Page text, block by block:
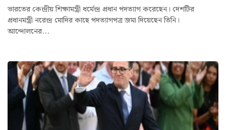
ভারতের কেন্দ্রীয় শিক্ষামন্ত্রী ধর্মেন্দ্র প্রধান পদত্যাগ করেছেন। দেশটির
প্রধানমন্ত্রী নরেন্দ্র মোদির কাছে পদত্যাগপত্র জমা দিয়েছেন তিনি।
আন্দোলনের...